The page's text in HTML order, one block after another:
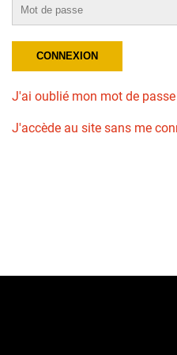
J'ai oublié mon mot de passe
J'accède au site sans me